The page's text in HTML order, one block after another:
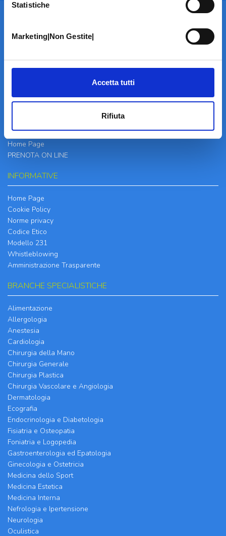
Statistiche
Marketing|Non Gestite|
Accetta tutti
Rifiuta
Informazioni
Specialità
Home Page
PRENOTA ON LINE
INFORMATIVE
Home Page
Cookie Policy
Norme privacy
Codice Etico
Modello 231
Whistleblowing
Amministrazione Trasparente
BRANCHE SPECIALISTICHE
Alimentazione
Allergologia
Anestesia
Cardiologia
Chirurgia della Mano
Chirurgia Generale
Chirurgia Plastica
Chirurgia Vascolare e Angiologia
Dermatologia
Ecografia
Endocrinologia e Diabetologia
Fisiatria e Osteopatia
Foniatria e Logopedia
Gastroenterologia ed Epatologia
Ginecologia e Ostetricia
Medicina dello Sport
Medicina Estetica
Medicina Interna
Nefrologia e Ipertensione
Neurologia
Oculistica